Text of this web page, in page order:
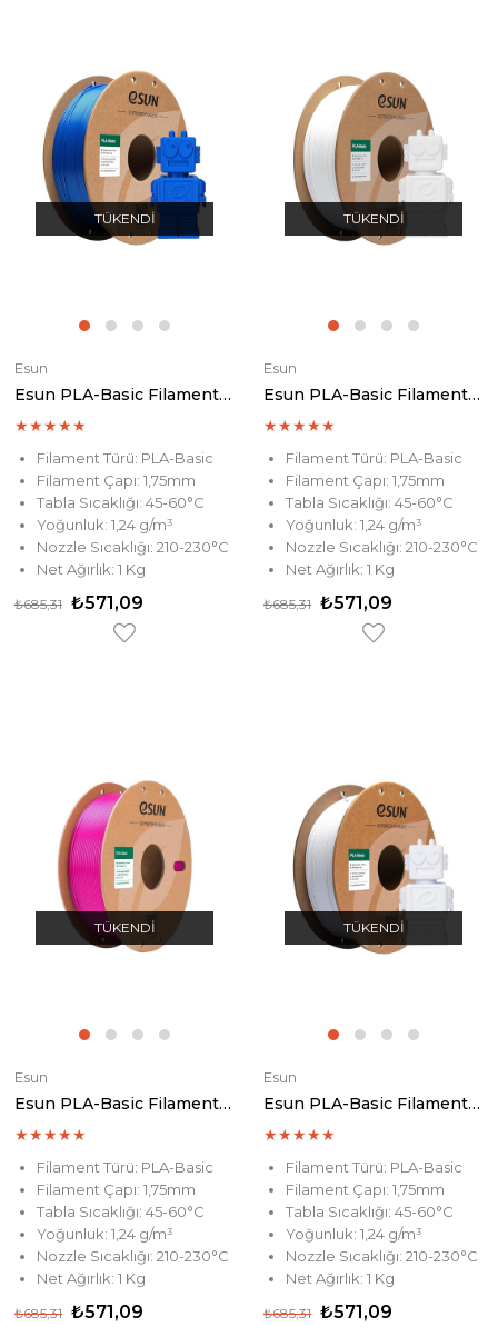
TÜKENDI
Esun
Esun PLA-Basic Filament Blue
★★★★★
Filament Türü: PLA-Basic
Filament Çapı: 1,75mm
Tabla Sıcaklığı: 45-60°C
Yoğunluk: 1,24 g/m³
Nozzle Sıcaklığı: 210-230°C
Net Ağırlık: 1 Kg
₺571,09
₺685,31
TÜKENDI
Esun
Esun PLA-Basic Filament White
★★★★★
Filament Türü: PLA-Basic
Filament Çapı: 1,75mm
Tabla Sıcaklığı: 45-60°C
Yoğunluk: 1,24 g/m³
Nozzle Sıcaklığı: 210-230°C
Net Ağırlık: 1 Kg
₺571,09
₺685,31
TÜKENDI
Esun
Esun PLA-Basic Filament Purple
★★★★★
Filament Türü: PLA-Basic
Filament Çapı: 1,75mm
Tabla Sıcaklığı: 45-60°C
Yoğunluk: 1,24 g/m³
Nozzle Sıcaklığı: 210-230°C
Net Ağırlık: 1 Kg
₺571,09
₺685,31
TÜKENDI
Esun
Esun PLA-Basic Filament Cold White
★★★★★
Filament Türü: PLA-Basic
Filament Çapı: 1,75mm
Tabla Sıcaklığı: 45-60°C
Yoğunluk: 1,24 g/m³
Nozzle Sıcaklığı: 210-230°C
Net Ağırlık: 1 Kg
₺571,09
₺685,31